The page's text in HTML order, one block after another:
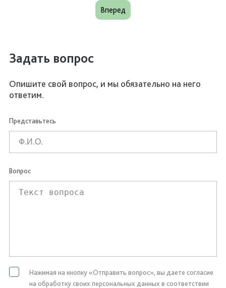
Вперед
Задать вопрос
Опишите свой вопрос, и мы обязательно на него
ответим.
Представьтесь
Вопрос
Нажимая на кнопку «Отправить вопрос», вы даете согласие
на обработку своих персональных данных в соответствии